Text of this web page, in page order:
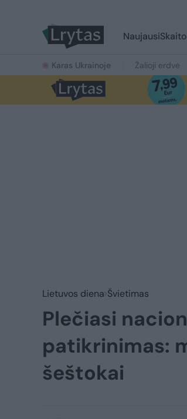
Naujausi
Karas Ukrainoje Žalioji erdvė
Lietuvos diena Švietimas
Plečiasi
patikrinimas:
šeštokai